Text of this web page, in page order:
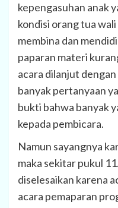
kepengasuhan anak
kondisi orang tua
membina dan
paparan materi
acara dilanjut
banyak pertanyaan
bukti bahwa banyak
kepada pembicara.
Namun sayangnya
maka sekitar pukul
diselesaikan karena
acara pemaparan